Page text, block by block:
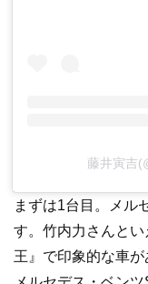
藤井寅吉
まずは1台目。メル
す。竹内力さんと
王』で印象的な車